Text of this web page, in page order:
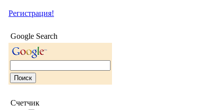
Регистрация!
Google Search
Счетчик